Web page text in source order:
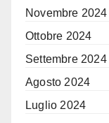
Novembre 2024
Ottobre 2024
Settembre 2024
Agosto 2024
Luglio 2024